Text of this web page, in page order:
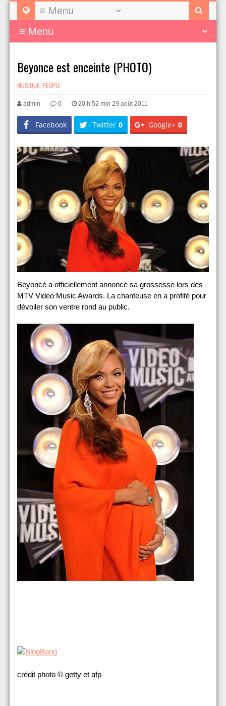
Beyonce est enceinte (PHOTO)
MUSIQUE PEOPLE
admin 0 20 h 52 min 29 août 2011
Facebook Twitter 0 Google+ 0
Beyoncé a officiellement annoncé sa grossesse lors des
MTV Video Music Awards. La chanteuse en a profité pour
dévoiler son ventre rond au public.
crédit photo © getty et afp